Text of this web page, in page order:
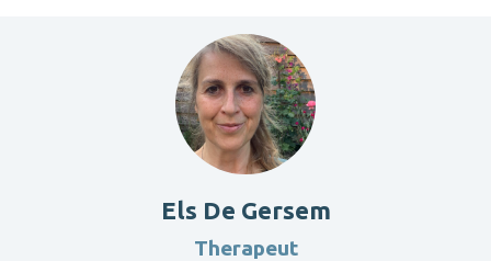
Els De Gersem
Therapeut